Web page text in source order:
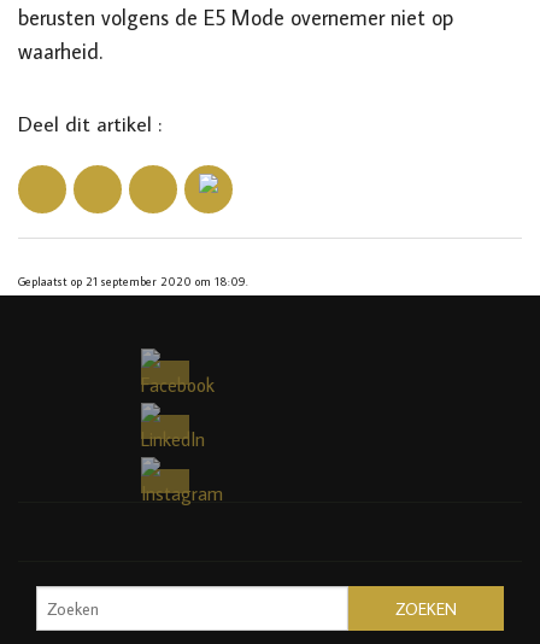
berusten volgens de E5 Mode overnemerniet op
waarheid.
Deel dit artikel :
Geplaatst op 21 september 2020 om 18:09.